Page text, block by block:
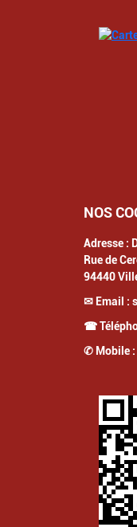
NOS
Adresse :
Rue de
94440
✉ Email :
☎
✆ Mobile :